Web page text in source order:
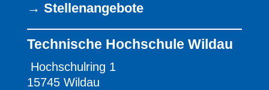
→ Stellenangebote
Technische Hochschule Wildau
Hochschulring 1
15745 Wildau